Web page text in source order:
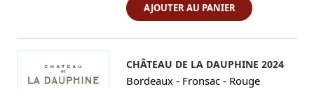
AJOUTER AU PANIER
CHÂTEAU DE LA DAUPHINE 2024
Bordeaux - Fronsac - Rouge